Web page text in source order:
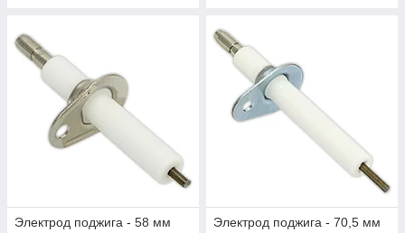
Электрод поджига - 58 мм
Электрод поджига - 70,5 мм